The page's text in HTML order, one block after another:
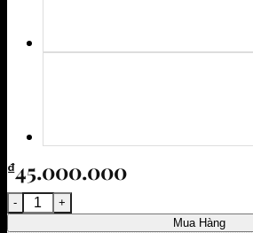
₫45.000.000
Quan tài an táng hiện đại Bình Yên số
Mua Hàng